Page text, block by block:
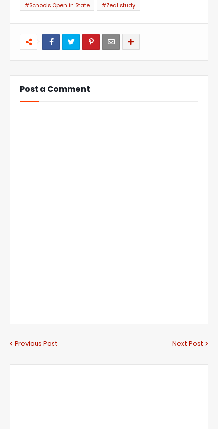
#Schools Open in State
#Zeal study
Post a Comment
Previous Post Next Post